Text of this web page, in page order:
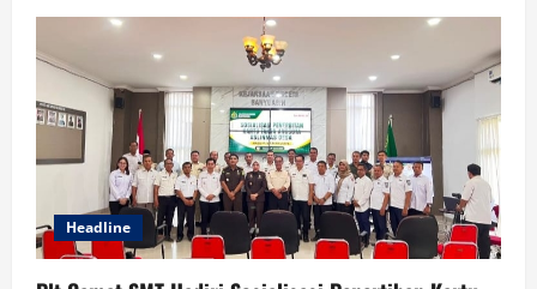
Headline